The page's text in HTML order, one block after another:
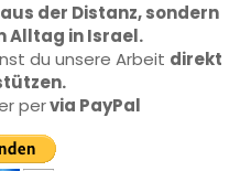
der Distanz, sondern
Alltag in Israel.
du unsere Arbeit direkt
pervia PayPal